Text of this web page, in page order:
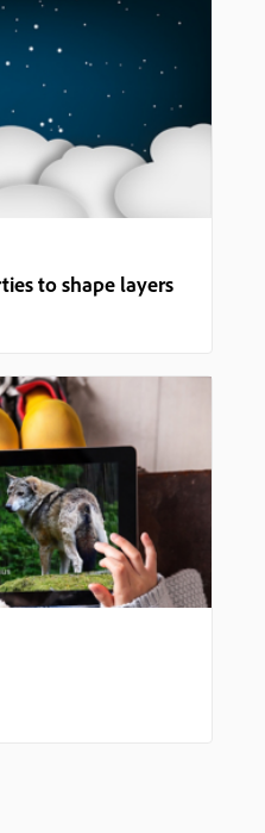
to shape layers